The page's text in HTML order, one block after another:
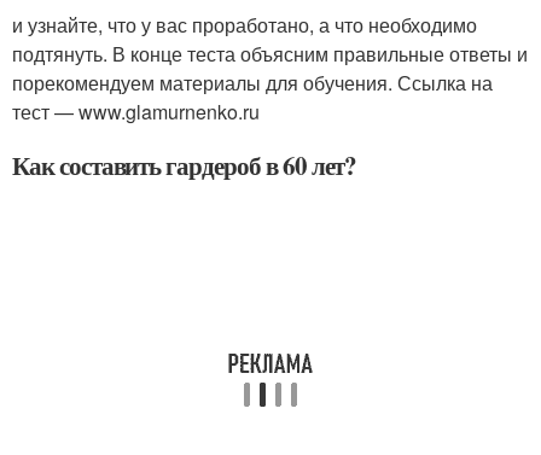
и узнайте, что у вас проработано, а что необходимо
подтянуть. В конце теста объясним правильные ответы и
порекомендуем материалы для обучения. Ссылка на
тест — www.glamurnenko.ru
Как составить гардероб в 60 лет?